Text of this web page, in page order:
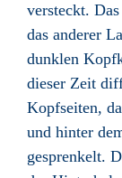
versteckt.
das anderer
dunklen
dieser Zeit
Kopfseiten,
und hinter
gesprenkelt.